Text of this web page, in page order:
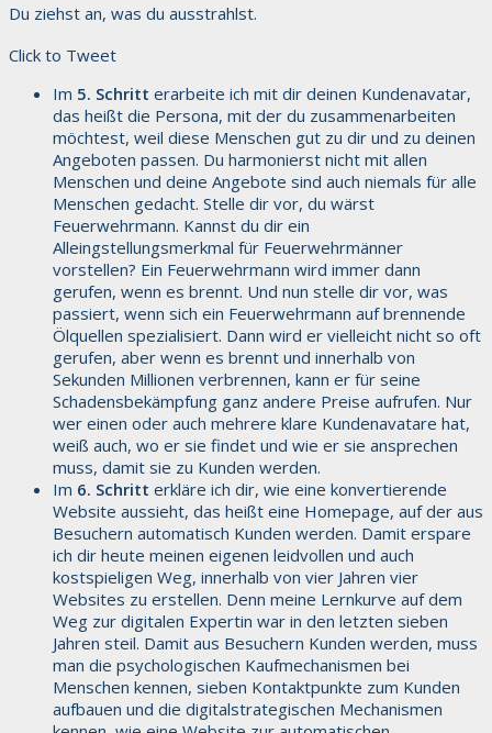
Du ziehst an, was du ausstrahlst.
Click to Tweet
Im 5. Schritt erarbeite ich mit dir deinen Kundenavatar,
das heißt die Persona, mit der du zusammenarbeiten
möchtest, weil diese Menschen gut zu dir und zu deinen
Angeboten passen. Du harmonierst nicht mit allen
Menschen und deine Angebote sind auch niemals für alle
Menschen gedacht. Stelle dir vor, du wärst
Feuerwehrmann. Kannst du dir ein
Alleingstellungsmerkmal für Feuerwehrmänner
vorstellen? Ein Feuerwehrmann wird immer dann
gerufen, wenn es brennt. Und nun stelle dir vor, was
passiert, wenn sich ein Feuerwehrmann auf brennende
Ölquellen spezialisiert. Dann wird er vielleicht nicht so oft
gerufen, aber wenn es brennt und innerhalb von
Sekunden Millionen verbrennen, kann er für seine
Schadensbekämpfung ganz andere Preise aufrufen. Nur
wer einen oder auch mehrere klare Kundenavatare hat,
weiß auch, wo er sie findet und wie er sie ansprechen
muss, damit sie zu Kunden werden.
Im 6. Schritt erkläre ich dir, wie eine konvertierende
Website aussieht, das heißt eine Homepage, auf der aus
Besuchern automatisch Kunden werden. Damit erspare
ich dir heute meinen eigenen leidvollen und auch
kostspieligen Weg, innerhalb von vier Jahren vier
Websites zu erstellen. Denn meine Lernkurve auf dem
Weg zur digitalen Expertin war in den letzten sieben
Jahren steil. Damit aus Besuchern Kunden werden, muss
man die psychologischen Kaufmechanismen bei
Menschen kennen, sieben Kontaktpunkte zum Kunden
aufbauen und die digitalstrategischen Mechanismen